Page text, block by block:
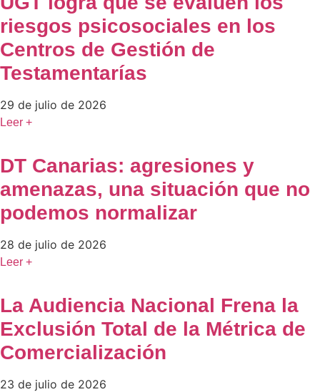
riesgos psicosociales en los
Centros de Gestión de
Testamentarías
29 de julio de 2026
Leer +
DT Canarias: agresiones y
amenazas, una situación que no
podemos normalizar
28 de julio de 2026
Leer +
La Audiencia Nacional Frena la
Exclusión Total de la Métrica de
Comercialización
23 de julio de 2026